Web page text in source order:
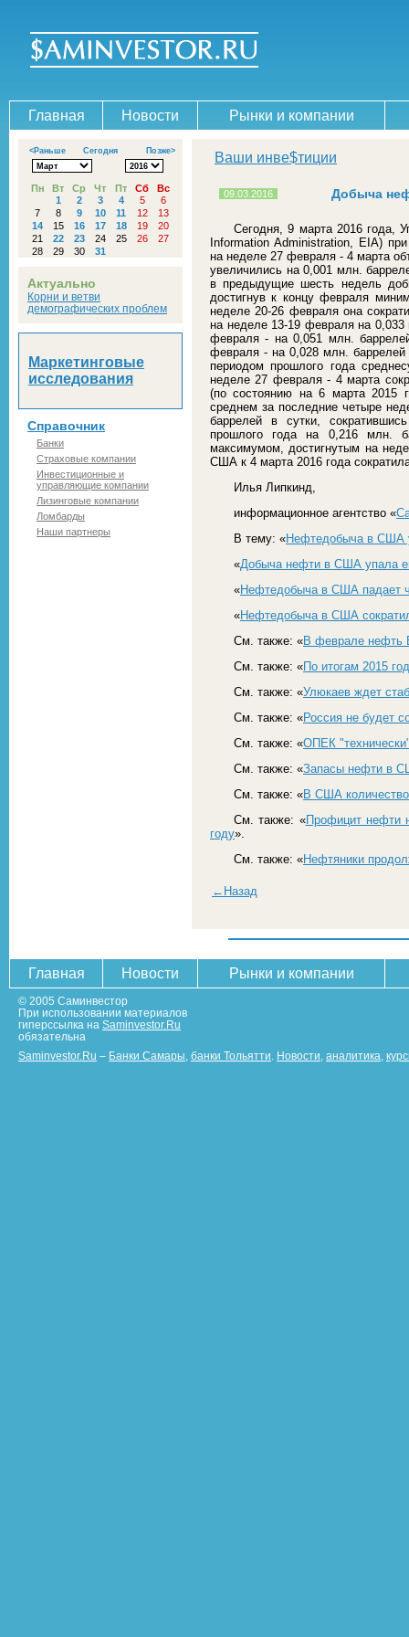
Главная Новости Рынки и компании
<Раньше Сегодня Позже>
Пн Вт Ср Чт Пт Сб
Вс
1
2 3 4 5
6
7
8 9 10 11 12
13
14
15 16 17 18 19
20
21
22 23 24 25 26
27
28
29 30 31
Актуально
Корни и ветви
демографических проблем
Маркетинговые
исследования
Справочник
Банки
Страховые компании
Инвестиционные и
управляющие компании
Лизинговые компании
Ломбарды
Наши партнеры
Ваши инве$тиции
09.03.2016 Добыча
Сегодня, 9 марта 2016 года,
Information Administration, EIA)
на неделе 27 февраля - 4 марта
увеличились на 0,001 млн.
в предыдущие шесть недель
достигнув к концу февраля
неделе 20-26 февраля она
на неделе 13-19 февраля на
февраля - на 0,051 млн.
февраля - на 0,028 млн.
периодом прошлого года
неделе 27 февраля - 4 марта
(по состоянию на 6 марта 2015
среднем за последние четыре
баррелей в сутки,
прошлого года на 0,216 млн.
максимумом, достигнутым на
США к 4 марта 2016 года
Илья Липкинд,
информационное агентство «
В тему: «Нефтедобыча в США
«Добыча нефти в США упала
«Нефтедобыча в США падает
«Нефтедобыча в США
См. также: «В феврале нефть
См. также: «По итогам 2015
См. также: «Улюкаев ждет
См. также: «Россия не будет
См. также: «ОПЕК
См. также: «Запасы нефти в
См. также: «В США
См. также: «Профицит нефти
году».
См. также: «Нефтяники
←Назад
Главная Новости Рынки и компании
© 2005 Саминвестор
При использовании материалов
гиперссылка на Saminvestor.Ru
обязательна
Saminvestor.Ru – Банки Самары банки Тольятти Новости аналитика